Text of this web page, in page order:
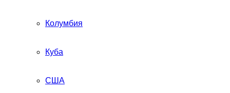
Колумбия
Куба
США